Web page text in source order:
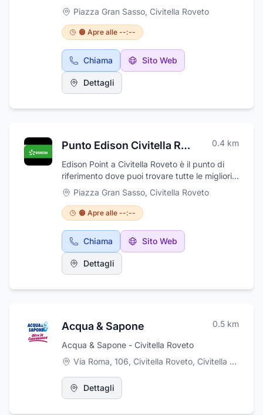
soluzione per l'efficientamento e risparmio
energetico della tua abitazione . Soluzioni
chiavi in mano per Impianti Fotovoltaici ,
Pompe di Calore , sostituzione Caldaie ,
impianti di Climatizzazione e le migliori Offerte
per Luce E gas . I Nostri consulenti ti potranno
aiutarti in tutte le fasi , dalla consulenza fino al
disbrigo di tutte le pratiche per sfruttare i
Piazza Gran Sasso, Civitella Roveto
🟠 Apre alle --:--
Chiama Sito Web
Dettagli
Punto Edison Civitella Roveto 0.4 km
Edison Point a Civitella Roveto è il punto di
riferimento dove puoi trovare tutte le migliori
soluzione per l'efficientamento e risparmio
energetico della tua abitazione . Soluzioni
chiavi in mano per Impianti Fotovoltaici ,
Pompe di Calore , sostituzione Caldaie ,
impianti di Climatizzazione e le migliori Offerte
per Luce E gas . I Nostri consulenti ti potranno
aiutarti in tutte le fasi , dalla consulenza fino al
disbrigo di tutte le pratiche per sfruttare i
Piazza Gran Sasso, Civitella Roveto
🟠 Apre alle --:--
Chiama Sito Web
Dettagli
Acqua & Sapone 0.5 km
Acqua & Sapone - Civitella Roveto
Via Roma, 106, Civitella Roveto, Civitella Roveto
Dettagli